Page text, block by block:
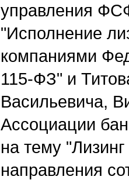
управления
"Исполнение
компаниями
115-ФЗ" и
Васильевича,
Ассоциации
на тему
направления